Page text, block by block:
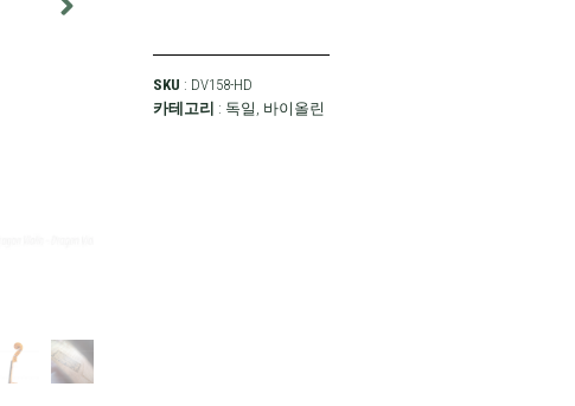
SKU : DV158-HD
카테고리 : 독일 , 바이올린